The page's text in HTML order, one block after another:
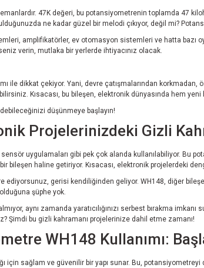
47K değeri, bu potansiyometrenin toplamda 47
ne kadar güzel bir melodi çıkıyor, değil mi?
amplifikatörler, ev otomasyon sistemleri ve hatta bazı
verin, mutlaka bir yerlerde ihtiyacınız olacak.
ile dikkat çekiyor. Yani, devre çatışmalarından
Kısacası, bu bileşen, elektronik dünyasında hem
düşünmeye başlayın!
Projelerinizdeki Gizli
uygulamaları gibi pek çok alanda kullanılabiliyor. Bu
bir bileşen haline getiriyor. Kısacası, elektronik projelerdeki
gerisi kendiliğinden geliyor. WH148, diğer
şüphe yok.
aynı zamanda yaratıcılığınızı serbest bırakma
Şimdi bu gizli kahramanı projelerinize dahil etme zamanı!
WH148 Kullanımı:
için sağlam ve güvenilir bir yapı sunar. Bu,